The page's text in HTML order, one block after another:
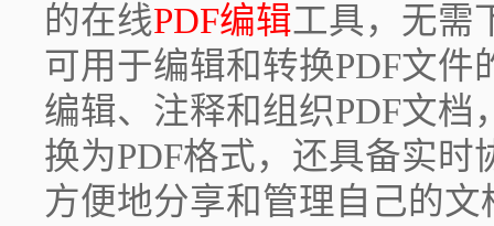
的在线PDF编辑工具，无需
可用于编辑和转换PDF文
编辑、注释和组织PDF文
换为PDF格式，还具备实
方便地分享和管理自己的